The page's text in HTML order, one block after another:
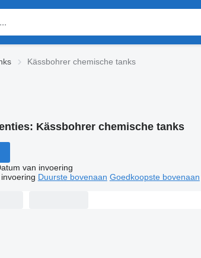
Kässbohrer chemische tanks
Kässbohrer chemische tanks
van invoering
Duurste bovenaan Goedkoopste bovenaan